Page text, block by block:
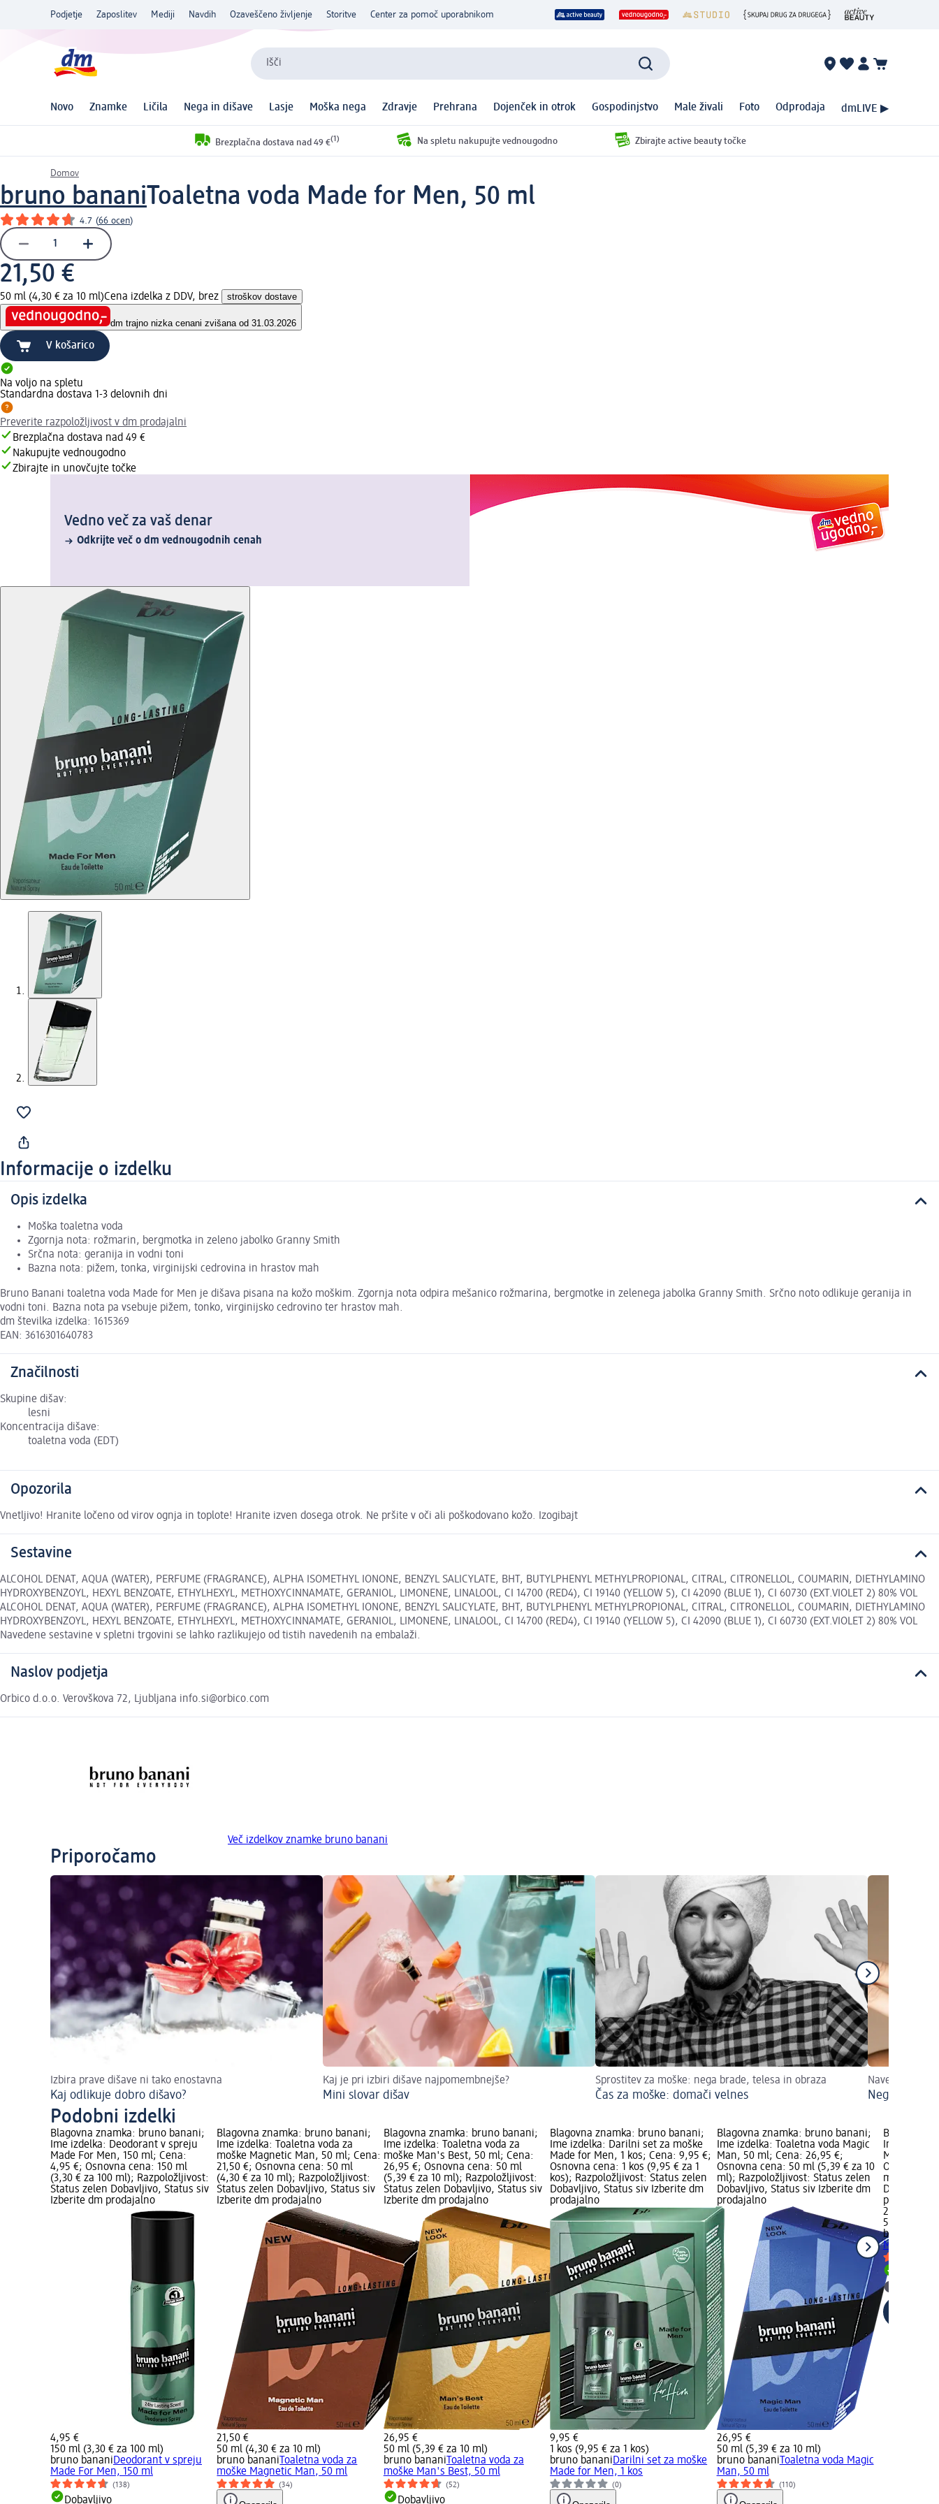
Podjetje Zaposlitev Mediji Navdih Ozaveščeno življenje Storitve Center za pomoč uporabnikom
Išči
Novo Znamke Ličila Nega in dišave Lasje Moška nega Zdravje Prehrana Dojenček in otrok Gospodinjstvo Male živali Foto Odprodaja dmLIVE ▶
Brezplačna dostava nad 49 €(1) Na spletu nakupujte vednougodno Zbirajte active beauty točke
Domov
bruno bananiToaletna voda Made for Men, 50 ml
4.7 (66 ocen)
21,50 €
50 ml (4,30 € za 10 ml)Cena izdelka z DDV, brez stroškov dostave
dm trajno nizka cenani zvišana od 31.03.2026
V košarico
Na voljo na spletu
Standardna dostava 1-3 delovnih dni
Preverite razpoložljivost v dm prodajalni
Brezplačna dostava nad 49 €
Nakupujte vednougodno
Zbirajte in unovčujte točke
Vedno več za vaš denar
Odkrijte več o dm vednougodnih cenah
Informacije o izdelku
Opis izdelka
Moška toaletna voda
Zgornja nota: rožmarin, bergmotka in zeleno jabolko Granny Smith
Srčna nota: geranija in vodni toni
Bazna nota: pižem, tonka, virginijski cedrovina in hrastov mah
Bruno Banani toaletna voda Made for Men je dišava pisana na kožo moškim. Zgornja nota odpira mešanico rožmarina, bergmotke in zelenega jabolka Granny Smith. Srčno noto odlikuje geranija in
vodni toni. Bazna nota pa vsebuje pižem, tonko, virginijsko cedrovino ter hrastov mah.
dm številka izdelka: 1615369
EAN: 3616301640783
Značilnosti
Skupine dišav:
lesni
Koncentracija dišave:
toaletna voda (EDT)
Opozorila
Vnetljivo! Hranite ločeno od virov ognja in toplote! Hranite izven dosega otrok. Ne pršite v oči ali poškodovano kožo. Izogibajt
Sestavine
ALCOHOL DENAT, AQUA (WATER), PERFUME (FRAGRANCE), ALPHA ISOMETHYL IONONE, BENZYL SALICYLATE, BHT, BUTYLPHENYL METHYLPROPIONAL, CITRAL, CITRONELLOL, COUMARIN, DIETHYLAMINO
HYDROXYBENZOYL, HEXYL BENZOATE, ETHYLHEXYL, METHOXYCINNAMATE, GERANIOL, LIMONENE, LINALOOL, CI 14700 (RED4), CI 19140 (YELLOW 5), CI 42090 (BLUE 1), CI 60730 (EXT.VIOLET 2) 80% VOL
ALCOHOL DENAT, AQUA (WATER), PERFUME (FRAGRANCE), ALPHA ISOMETHYL IONONE, BENZYL SALICYLATE, BHT, BUTYLPHENYL METHYLPROPIONAL, CITRAL, CITRONELLOL, COUMARIN, DIETHYLAMINO
HYDROXYBENZOYL, HEXYL BENZOATE, ETHYLHEXYL, METHOXYCINNAMATE, GERANIOL, LIMONENE, LINALOOL, CI 14700 (RED4), CI 19140 (YELLOW 5), CI 42090 (BLUE 1), CI 60730 (EXT.VIOLET 2) 80% VOL
Navedene sestavine v spletni trgovini se lahko razlikujejo od tistih navedenih na embalaži.
Naslov podjetja
Orbico d.o.o. Verovškova 72, Ljubljana info.si@orbico.com
Več izdelkov znamke bruno banani
Priporočamo
Izbira prave dišave ni tako enostavna
Kaj odlikuje dobro dišavo?
Kaj je pri izbiri dišave najpomembnejše?
Mini slovar dišav
Sprostitev za moške: nega brade, telesa in obraza
Čas za moške: domači velnes
Naveti za
Nega moških
Podobni izdelki
Blagovna znamka: bruno banani;
Ime izdelka: Deodorant v spreju
Made For Men, 150 ml; Cena:
4,95 €; Osnovna cena: 150 ml
(3,30 € za 100 ml); Razpoložljivost:
Status zelen Dobavljivo, Status siv
Izberite dm prodajalno
4,95 €
150 ml (3,30 € za 100 ml)
bruno bananiDeodorant v spreju
Made For Men, 150 ml
(138)
Dobavljivo
Blagovna znamka: bruno banani;
Ime izdelka: Toaletna voda za
moške Magnetic Man, 50 ml; Cena:
21,50 €; Osnovna cena: 50 ml
(4,30 € za 10 ml); Razpoložljivost:
Status zelen Dobavljivo, Status siv
Izberite dm prodajalno
21,50 €
50 ml (4,30 € za 10 ml)
bruno banani Toaletna voda za
moške Magnetic Man, 50 ml
(34)
Blagovna znamka: bruno banani;
Ime izdelka: Toaletna voda za
moške Man's Best, 50 ml; Cena:
26,95 €; Osnovna cena: 50 ml
(5,39 € za 10 ml); Razpoložljivost:
Status zelen Dobavljivo, Status siv
Izberite dm prodajalno
26,95 €
50 ml (5,39 € za 10 ml)
bruno banani Toaletna voda za
moške Man's Best, 50 ml
(52)
Dobavljivo
Blagovna znamka: bruno banani;
Ime izdelka: Darilni set za moške
Made for Men, 1 kos; Cena: 9,95 €;
Osnovna cena: 1 kos (9,95 € za 1
kos); Razpoložljivost: Status zelen
Dobavljivo, Status siv Izberite dm
prodajalno
9,95 €
1 kos (9,95 € za 1 kos)
bruno bananiDarilni set za moške
Made for Men, 1 kos
(0)
Blagovna znamka: bruno banani;
Ime izdelka: Toaletna voda Magic
Man, 50 ml; Cena: 26,95 €;
Osnovna cena: 50 ml (5,39 € za 10
ml); Razpoložljivost: Status zelen
Dobavljivo, Status siv Izberite dm
prodajalno
26,95 €
50 ml (5,39 € za 10 ml)
bruno banani Toaletna voda Magic
Man, 50 ml
(110)
Blagovna
Ime
Man, 50
Osnovna
ml);
Dobavljivo,
prodajalno
29,90 €
50 ml (5,98
bruno
Man, 50 ml